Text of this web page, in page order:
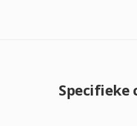
Specifieke